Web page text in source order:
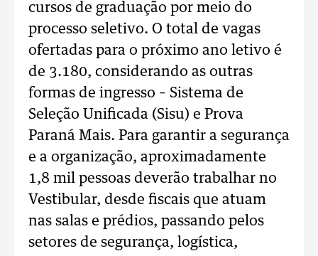
cursos de graduação por meio do
processo seletivo. O total de vagas
ofertadas para o próximo ano letivo é
de 3.180, considerando as outras
formas de ingresso – Sistema de
Seleção Unificada (Sisu) e Prova
Paraná Mais. Para garantir a segurança
e a organização, aproximadamente
1,8 mil pessoas deverão trabalhar no
Vestibular, desde fiscais que atuam
nas salas e prédios, passando pelos
setores de segurança, logística,